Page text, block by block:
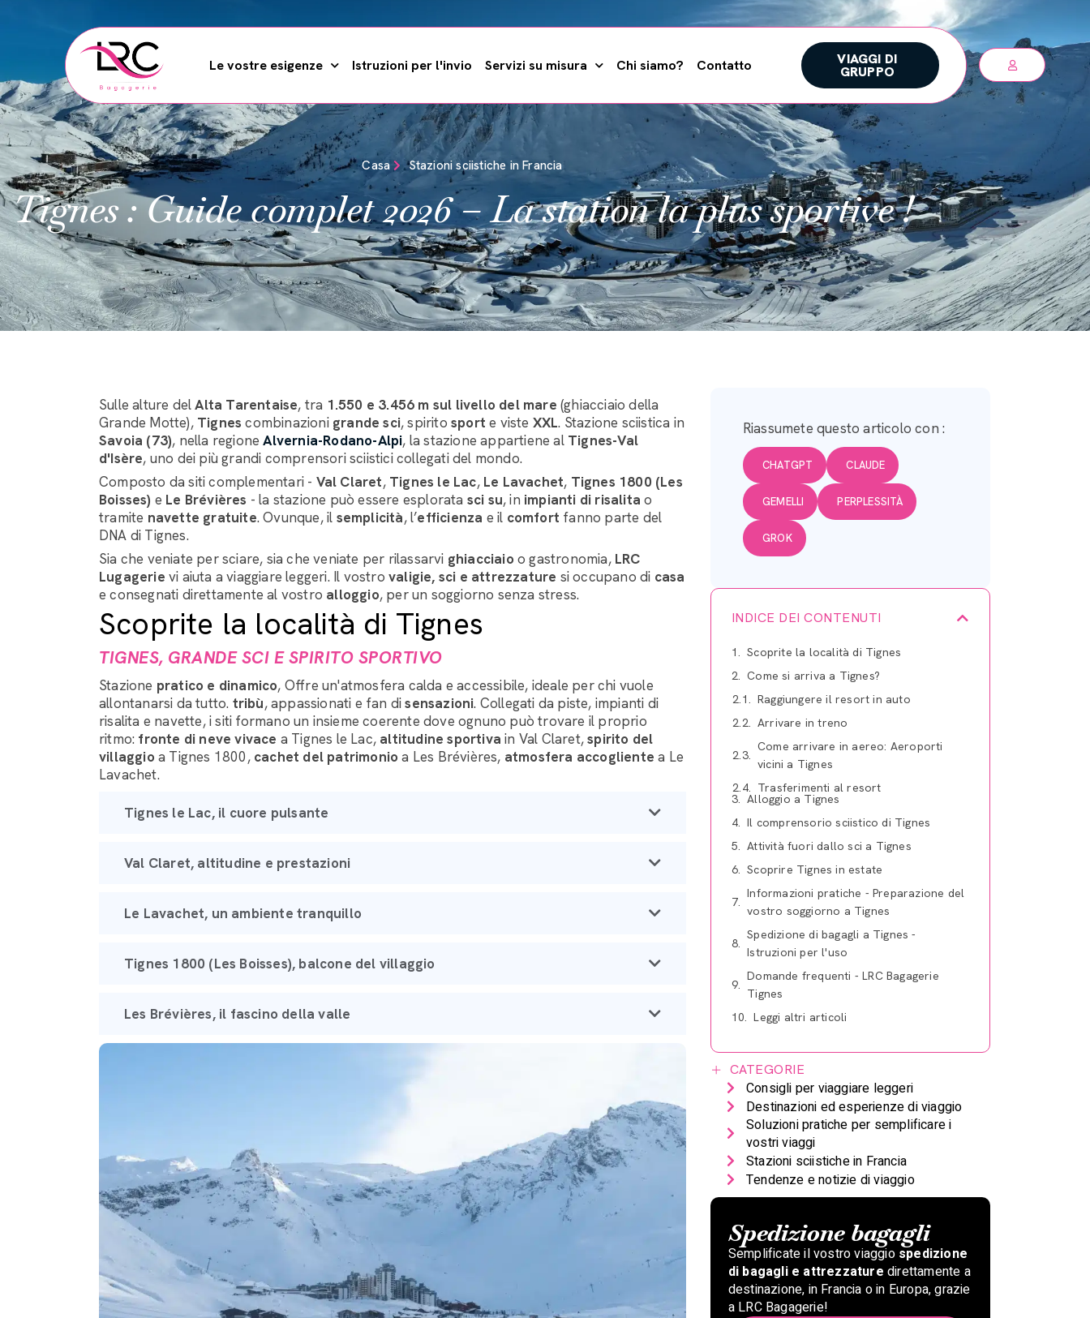
Le vostre esigenze Istruzioni per l'invio Servizi su misura Chi siamo? Contatto VIAGGI DI
GRUPPO
Casa Stazioni sciistiche in Francia
Tignes : Guide complet 2026 – La station la plus sportive !
Sulle alture delAlta Tarentaise, tra 1.550 e 3.456 m sul livello del mare (ghiacciaio della
Grande Motte), Tignes combinazioni grande sci, spiritosport e viste XXL. Stazione sciistica in
Savoia (73), nella regioneAlvernia-Rodano-Alpi, la stazione appartiene al Tignes-Val
d'Isère, uno dei più grandi comprensori sciistici collegati del mondo.
Composto da siti complementari - Val Claret, Tignes le Lac, Le Lavachet, Tignes 1800 (Les
Boisses) e Le Brévières - la stazione può essere esplorata sci su, in impianti di risalita o
tramite navette gratuite. Ovunque, il semplicità, l’efficienza e il comfort fanno parte del
DNA di Tignes.
Sia che veniate per sciare, sia che veniate per rilassarvi ghiacciaio o gastronomia, LRC
Lugagerie vi aiuta a viaggiare leggeri. Il vostrovaligie, sci e attrezzature si occupano di casa
e consegnati direttamente al vostro alloggio, per un soggiorno senza stress.
Scoprite la località di Tignes
TIGNES, GRANDE SCI E SPIRITO SPORTIVO
Stazione pratico e dinamico, Offre un'atmosfera calda e accessibile, ideale per chi vuole
allontanarsi da tutto. tribù, appassionati e fan disensazioni. Collegati da piste, impianti di
risalita e navette, i siti formano un insieme coerente dove ognuno può trovare il proprio
ritmo: fronte di neve vivace a Tignes le Lac, altitudine sportiva in Val Claret,spirito del
villaggio a Tignes 1800, cachet del patrimonio a Les Brévières, atmosfera accogliente a Le
Lavachet.
Tignes le Lac, il cuore pulsante
Val Claret, altitudine e prestazioni
Le Lavachet, un ambiente tranquillo
Tignes 1800 (Les Boisses), balcone del villaggio
Les Brévières, il fascino della valle
Riassumete questo articolo con :
CHATGPT CLAUDE
GEMELLI PERPLESSITÀ
GROK
INDICE DEI CONTENUTI
Scoprite la località di Tignes
Come si arriva a Tignes?
Raggiungere il resort in auto
Arrivare in treno
Come arrivare in aereo: Aeroporti
vicini a Tignes
Trasferimenti al resort
Alloggio a Tignes
Il comprensorio sciistico di Tignes
Attività fuori dallo sci a Tignes
Scoprire Tignes in estate
Informazioni pratiche - Preparazione del
vostro soggiorno a Tignes
Spedizione di bagagli a Tignes -
Istruzioni per l'uso
Domande frequenti - LRC Bagagerie
Tignes
Leggi altri articoli
CATEGORIE
Consigli per viaggiare leggeri
Destinazioni ed esperienze di viaggio
Soluzioni pratiche per semplificare i
vostri viaggi
Stazioni sciistiche in Francia
Tendenze e notizie di viaggio
Spedizione bagagli
Semplificate il vostro viaggio spedizione
di bagagli e attrezzature direttamente a
destinazione, in Francia o in Europa, grazie
a LRC Bagagerie!